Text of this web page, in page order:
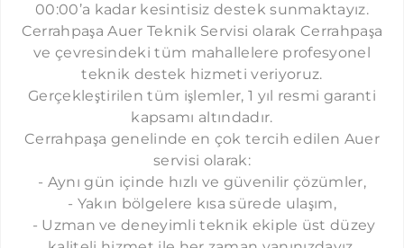
00:00’a kadar kesintisiz destek sunmaktayız.
Cerrahpaşa Auer Teknik Servisi olarak Cerrahpaşa
ve çevresindeki tüm mahallelere profesyonel
teknik destek hizmeti veriyoruz.
Gerçekleştirilen tüm işlemler, 1 yıl resmi garanti
kapsamı altındadır.
Cerrahpaşa genelinde en çok tercih edilen Auer
servisi olarak:
- Aynı gün içinde hızlı ve güvenilir çözümler,
- Yakın bölgelere kısa sürede ulaşım,
​ - Uzman ve deneyimli teknik ekiple üst düzey
BOSTANCI AUER SERVISI
ÇELIKTEPE AUER SERVISI
CENNET AUER SERVISI
CIHANGIR AUER SERVISI
ELMADAĞ AUER SERVISI
DIKILITAŞ AUER SERVISI
FERIKÖY AUER SERVISI
FULYA AUER SERVISI